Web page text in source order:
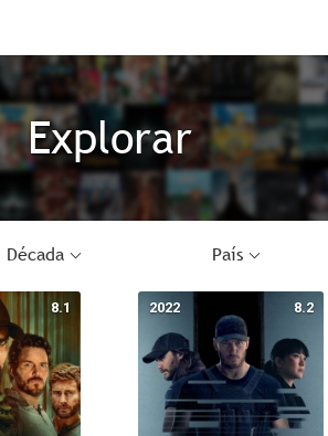
Explorar
Década País
8.1 8.2
2022